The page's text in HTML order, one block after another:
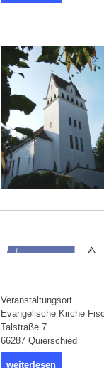
Veranstaltungsort
Evangelische Kirche
Talstraße 7
66287 Quierschied
weiterlesen